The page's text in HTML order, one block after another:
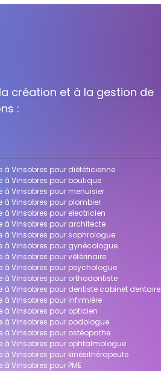
création et à la gestion de
:
à Vinsobres pour diététicienne
à Vinsobres pour boutique
à Vinsobres pour menuisier
à Vinsobres pour plombier
à Vinsobres pour electricien
à Vinsobres pour architecte
à Vinsobres pour sophrologue
à Vinsobres pour gynécologue
à Vinsobres pour vétérinaire
à Vinsobres pour psychologue
à Vinsobres pour orthodontiste
à Vinsobres pour dentiste cabinet dentaire
à Vinsobres pour infirmière
à Vinsobres pour opticien
à Vinsobres pour podologue
à Vinsobres pour ostéopathe
à Vinsobres pour ophtalmologue
à Vinsobres pour kinésithérapeute
Vinsobres pour PME